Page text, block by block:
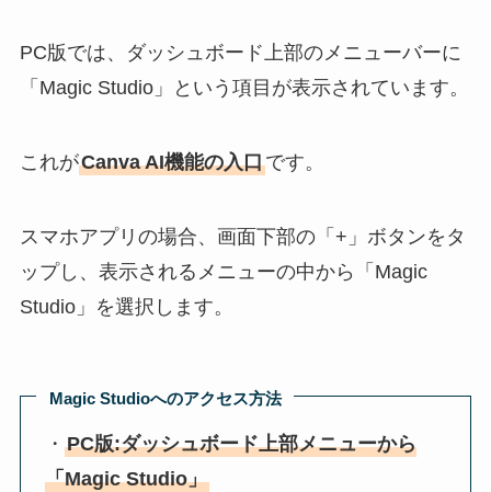
PC版では、ダッシュボード上部のメニューバーに
「Magic Studio」という項目が表示されています。
これがCanva AI機能の入口です。
スマホアプリの場合、画面下部の「+」ボタンをタ
ップし、表示されるメニューの中から「Magic
Studio」を選択します。
Magic Studioへのアクセス方法
・PC版:ダッシュボード上部メニューから
「Magic Studio」